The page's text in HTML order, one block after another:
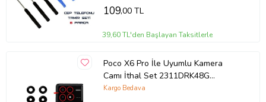
109,00 TL
39,60 TL'den Başlayan Taksitlerle
Poco X6 Pro İle Uyumlu Kamera
Camı İthal Set 2311DRK48G
2311DRK48I
Kargo Bedava